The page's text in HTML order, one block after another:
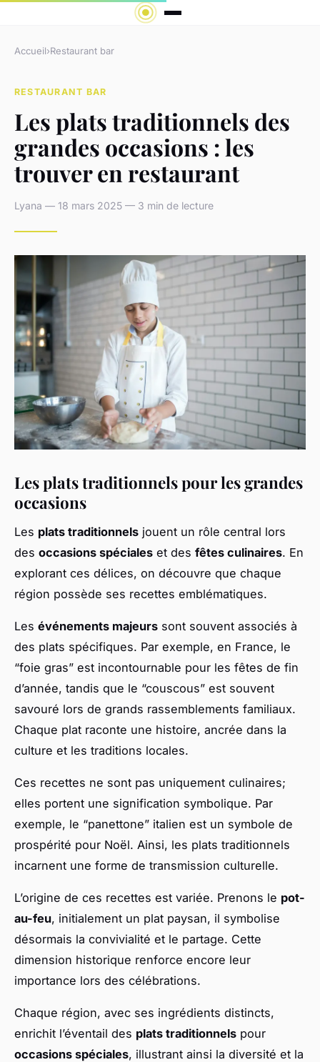
Accueil›Restaurant bar
RESTAURANT BAR
Les plats traditionnels des
grandes occasions : les
trouver en restaurant
Lyana — 18 mars 2025 — 3 min de lecture
Les plats traditionnels pour les grandes
occasions
Les plats traditionnels jouent un rôle central lors
des occasions spéciales et des fêtes culinaires. En
explorant ces délices, on découvre que chaque
région possède ses recettes emblématiques.
Les événements majeurs sont souvent associés à
des plats spécifiques. Par exemple, en France, le
“foie gras” est incontournable pour les fêtes de fin
d’année, tandis que le “couscous” est souvent
savouré lors de grands rassemblements familiaux.
Chaque plat raconte une histoire, ancrée dans la
culture et les traditions locales.
Ces recettes ne sont pas uniquement culinaires;
elles portent une signification symbolique. Par
exemple, le “panettone” italien est un symbole de
prospérité pour Noël. Ainsi, les plats traditionnels
incarnent une forme de transmission culturelle.
L’origine de ces recettes est variée. Prenons le pot-
au-feu, initialement un plat paysan, il symbolise
désormais la convivialité et le partage. Cette
dimension historique renforce encore leur
importance lors des célébrations.
Chaque région, avec ses ingrédients distincts,
enrichit l’éventail des plats traditionnels pour
occasions spéciales, illustrant ainsi la diversité et la